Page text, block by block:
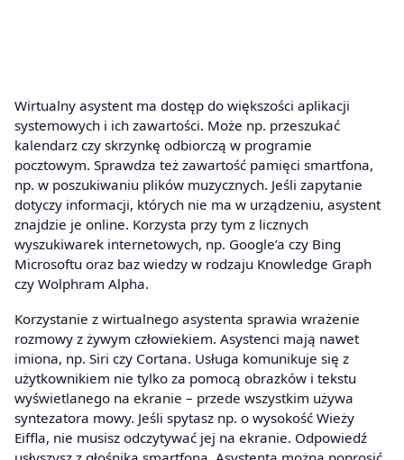
Wirtualny asystent ma dostęp do większości aplikacji
systemowych i ich zawartości. Może np. przeszukać
kalendarz czy skrzynkę odbiorczą w programie
pocztowym. Sprawdza też zawartość pamięci smartfona,
np. w poszukiwaniu plików muzycznych. Jeśli zapytanie
dotyczy informacji, których nie ma w urządzeniu, asystent
znajdzie je online. Korzysta przy tym z licznych
wyszukiwarek internetowych, np. Google’a czy Bing
Microsoftu oraz baz wiedzy w rodzaju Knowledge Graph
czy Wolphram Alpha.
Korzystanie z wirtualnego asystenta sprawia wrażenie
rozmowy z żywym człowiekiem. Asystenci mają nawet
imiona, np. Siri czy Cortana. Usługa komunikuje się z
użytkownikiem nie tylko za pomocą obrazków i tekstu
wyświetlanego na ekranie – przede wszystkim używa
syntezatora mowy. Jeśli spytasz np. o wysokość Wieży
Eiffla, nie musisz odczytywać jej na ekranie. Odpowiedź